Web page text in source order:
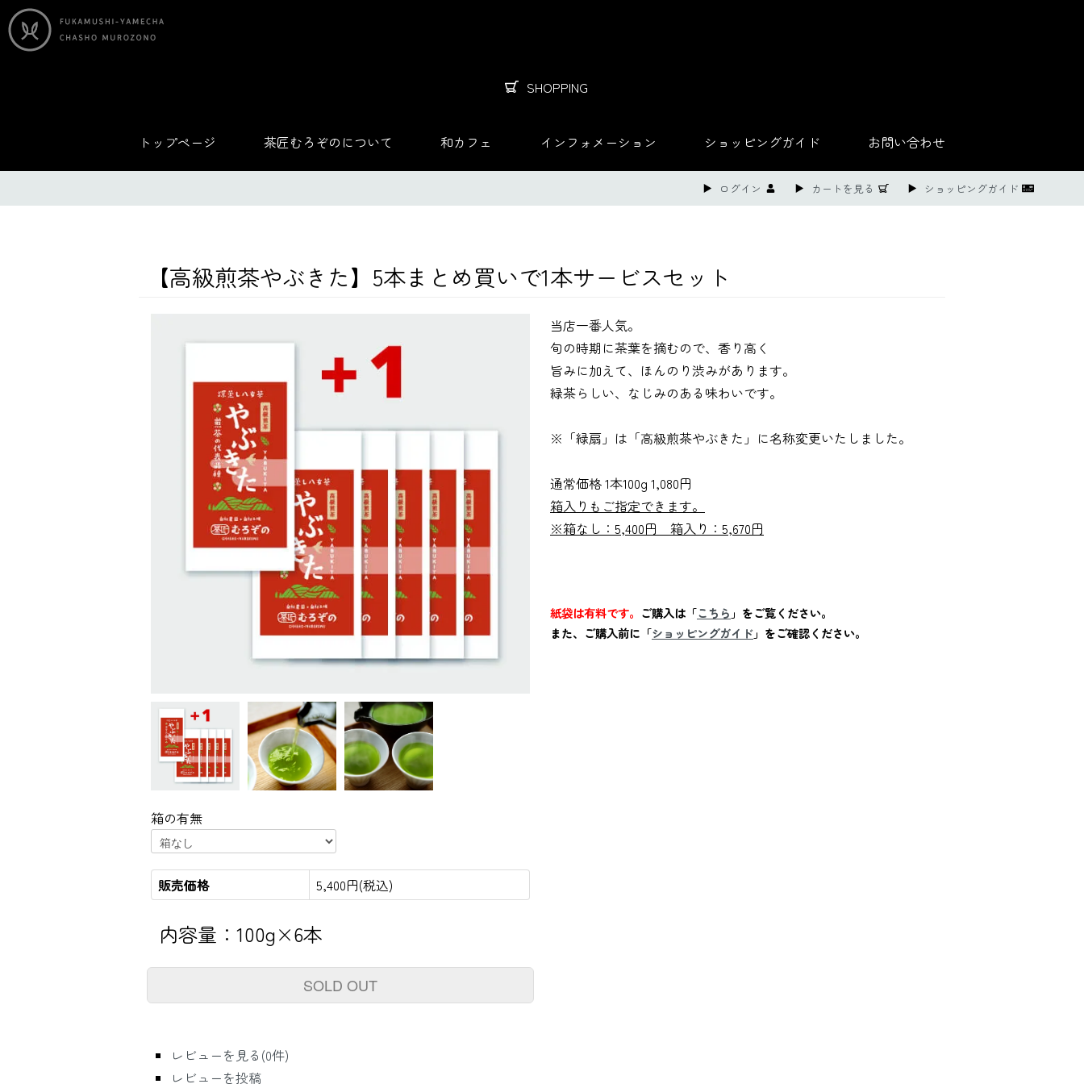
SHOPPING
トップページ 茶匠むろぞのについて 和カフェ インフォメーション ショッピングガイド お問い合わせ
ログイン カートを見る ショッピングガイド
【高級煎茶やぶきた】5本まとめ買いで1本サービスセット
箱の有無
販売価格 5,400円(税込)
内容量：100g×6本
SOLD OUT
レビューを見る(0件)
レビューを投稿
当店一番人気。
旬の時期に茶葉を摘むので、香り高く
旨みに加えて、ほんのり渋みがあります。
緑茶らしい、なじみのある味わいです。
※「緑扇」は「高級煎茶やぶきた」に名称変更いたしました。
通常価格 1本100g 1,080円
箱入りもご指定できます。
※箱なし：5,400円 箱入り：5,670円
紙袋は有料です。 ご購入は「こちら 」をご覧ください。
また、ご購入前に「ショッピングガイド」をご確認ください。